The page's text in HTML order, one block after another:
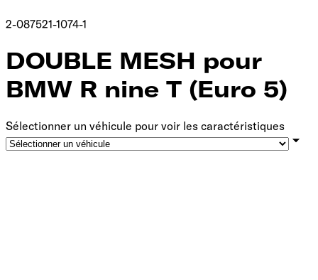
2-087521-1074-1
DOUBLE MESH pour
BMW R nine T (Euro 5)
Sélectionner un véhicule pour voir les caractéristiques